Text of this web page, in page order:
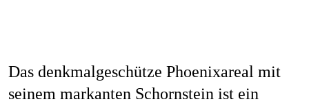
Das denkmalgeschütze Phoenixareal mit
seinem markanten Schornstein ist ein